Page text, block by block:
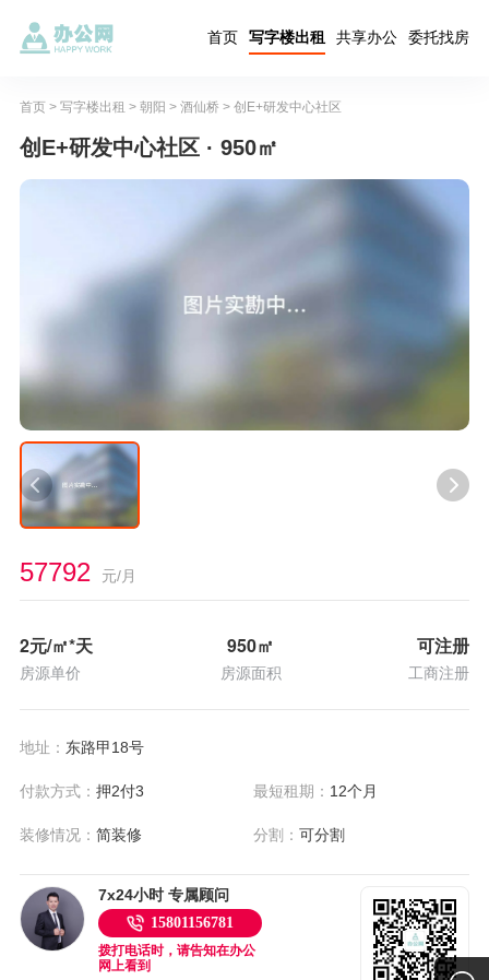
首页 写字楼出租 共享办公 委托找房
首页> 写字楼出租 > 朝阳 > 酒仙桥 > 创E+研发中心社区
创E+研发中心社区 · 950㎡
57792 元/月
2元/㎡*天
房源单价
950㎡
房源面积
可注册
工商注册
地址： 东路甲18号
付款方式： 押2付3 最短租期： 12个月
装修情况： 简装修 分割：可分割
7x24小时 专属顾问
15801156781
拨打电话时，请告知在办公
网上看到